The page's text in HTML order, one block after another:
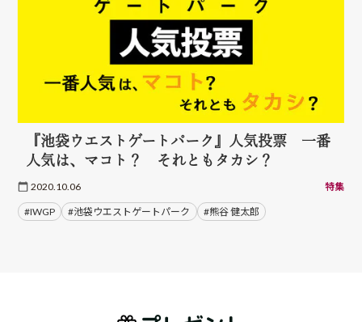
『池袋ウエストゲートパーク』人気投票 一番
人気は、マコト？ それともタカシ？
2020.10.06 特集
#IWGP #池袋ウエストゲートパーク #熊谷 健太郎